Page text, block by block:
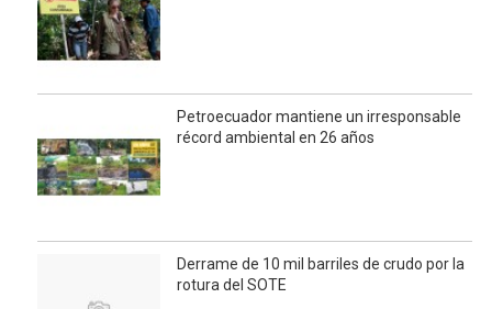
Petroecuador mantiene un irresponsable
récord ambiental en 26 años
Derrame de 10 mil barriles de crudo por la
rotura del SOTE